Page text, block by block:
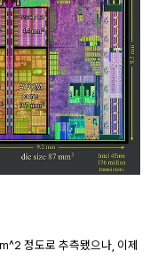
정도로 추측됐으나, 이제